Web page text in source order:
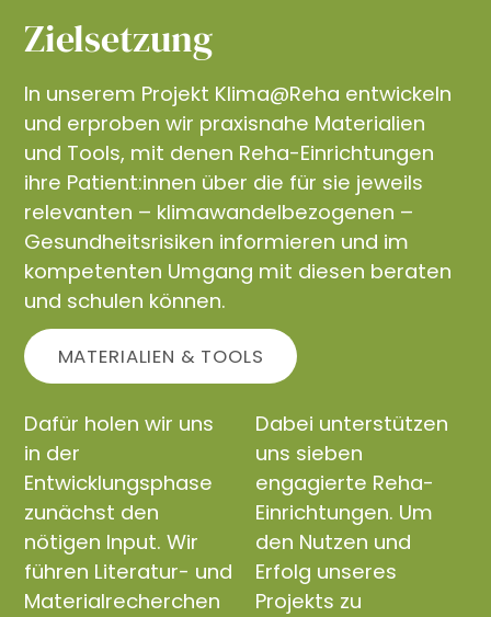
Zielsetzung
In unserem Projekt Klima@Reha entwickeln
und erproben wir praxisnahe Materialien
und Tools, mit denen Reha-Einrichtungen
ihre Patient:innen über die für sie jeweils
relevanten – klimawandelbezogenen –
Gesundheitsrisiken informieren und im
kompetenten Umgang mit diesen beraten
und schulen können.
MATERIALIEN & TOOLS
Dafür holen wir uns
in der
Entwicklungsphase
zunächst den
nötigen Input. Wir
führen Literatur- und
Materialrecherchen
Dabei unterstützen
uns sieben
engagierte Reha-
Einrichtungen. Um
den Nutzen und
Erfolg unseres
Projekts zu